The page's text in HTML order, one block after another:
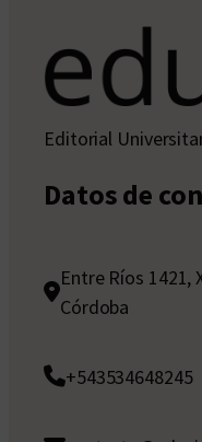
Editorial
Datos de
Entre Ríos 1421,
Córdoba
+543534648245